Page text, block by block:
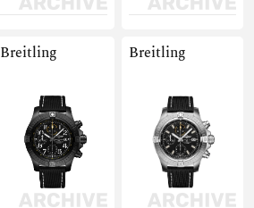
Breitling Breitling